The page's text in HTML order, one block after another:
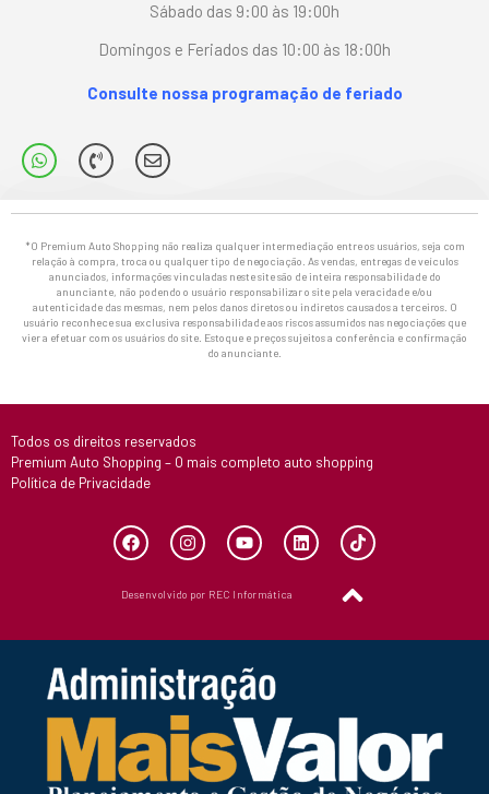
Sábado das 9:00 às 19:00h
Domingos e Feriados das 10:00 às 18:00h
Consulte nossa programação de feriado
*O Premium Auto Shopping não realiza qualquer intermediação entre os usuários, seja com
relação à compra, troca ou qualquer tipo de negociação. As vendas, entregas de veículos
anunciados, informações vinculadas neste site são de inteira responsabilidade do
anunciante, não podendo o usuário responsabilizar o site pela veracidade e/ou
autenticidade das mesmas, nem pelos danos diretos ou indiretos causados a terceiros. O
usuário reconhece sua exclusiva responsabilidade aos riscos assumidos nas negociações que
vier a efetuar com os usuários do site. Estoque e preços sujeitos a conferência e confirmação
do anunciante.
Todos os direitos reservados
Premium Auto Shopping – O mais completo auto shopping
Política de Privacidade
Desenvolvido por REC Informática